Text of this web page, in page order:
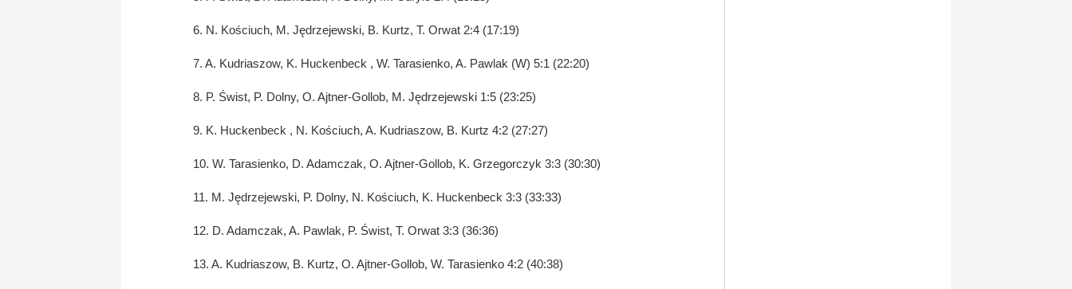
6. N. Kościuch, M. Jędrzejewski, B. Kurtz, T. Orwat 2:4 (17:19)
7. A. Kudriaszow, K. Huckenbeck , W. Tarasienko, A. Pawlak (W) 5:1 (22:20)
8. P. Świst, P. Dolny, O. Ajtner-Gollob, M. Jędrzejewski 1:5 (23:25)
9. K. Huckenbeck , N. Kościuch, A. Kudriaszow, B. Kurtz 4:2 (27:27)
10. W. Tarasienko, D. Adamczak, O. Ajtner-Gollob, K. Grzegorczyk 3:3 (30:30)
11. M. Jędrzejewski, P. Dolny, N. Kościuch, K. Huckenbeck 3:3 (33:33)
12. D. Adamczak, A. Pawlak, P. Świst, T. Orwat 3:3 (36:36)
13. A. Kudriaszow, B. Kurtz, O. Ajtner-Gollob, W. Tarasienko 4:2 (40:38)